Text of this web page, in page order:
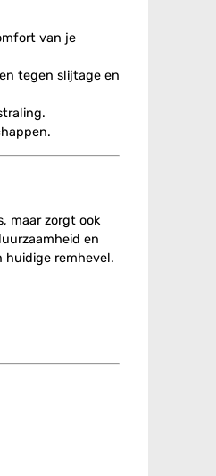
van je
tegen slijtage en
maar zorgt ook
en
huidige remhevel.